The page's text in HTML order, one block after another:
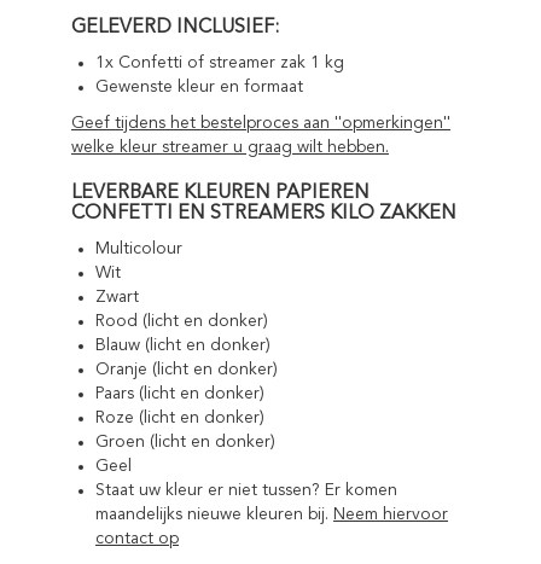
GELEVERD INCLUSIEF:
1x Confetti of streamer zak 1 kg
Gewenste kleur en formaat
Geef tijdens het bestelproces aan ''opmerkingen''
welke kleur streamer u graag wilt hebben.
LEVERBARE KLEUREN PAPIEREN
CONFETTI EN STREAMERS KILO ZAKKEN
Multicolour
Wit
Zwart
Rood (licht en donker)
Blauw (licht en donker)
Oranje (licht en donker)
Paars (licht en donker)
Roze (licht en donker)
Groen (licht en donker)
Geel
Staat uw kleur er niet tussen? Er komen
maandelijks nieuwe kleuren bij. Neem hiervoor
contact op